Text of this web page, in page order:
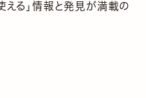
える」情報と発見が満載の